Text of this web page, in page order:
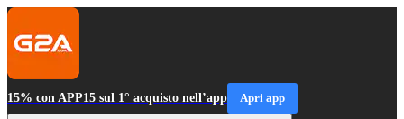
15% con APP15 sul 1° acquisto nell’app Apri app